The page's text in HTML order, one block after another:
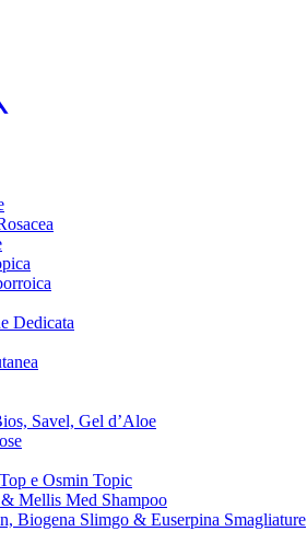
Dedicata
Savel, Gel d’Aloe
e Osmin Topic
Mellis Med Shampoo
Biogena Slimgo & Euserpina Smagliature